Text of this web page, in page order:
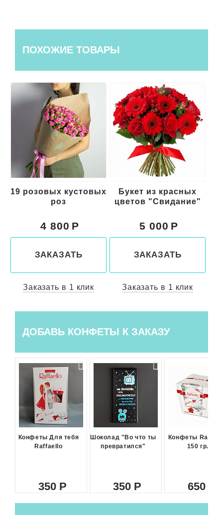
ПОХОЖИЕ ТОВАРЫ
19 розовых кустовых
роз
4 800
ЗАКАЗАТЬ
Заказать в 1 клик
Букет из красных
цветов "Свидание"
5 000
ЗАКАЗАТЬ
Заказать в 1 клик
ДОБАВЬ КОНФЕТЫ К ЗАКАЗУ
Конфеты Для тебя
Raffaello
350
Шоколад "Во что ты
превратился"
350
Конфеты
150 гр.
650